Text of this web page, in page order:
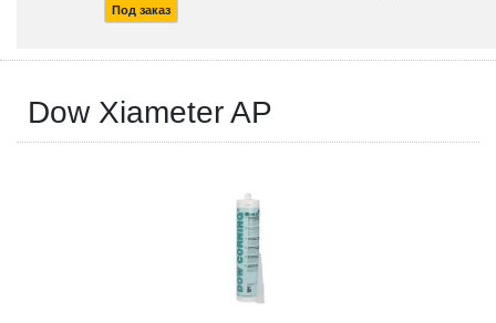
Под заказ
Dow Xiameter AP